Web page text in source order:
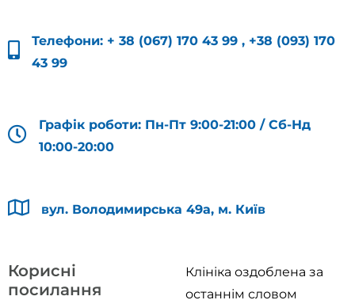
Телефони: + 38 (067) 170 43 99 , +38 (093) 170
43 99
Графік роботи: Пн-Пт 9:00-21:00 / Сб-Нд
10:00-20:00
вул. Володимирська 49а, м. Київ
Корисні
посилання
Клініка оздоблена за
останнім словом